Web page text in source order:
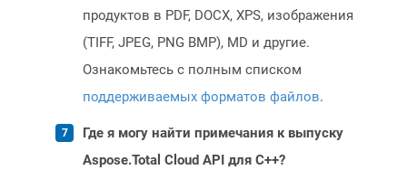
продуктов в PDF, DOCX, XPS, изображения
(TIFF, JPEG, PNG BMP), MD и другие.
Ознакомьтесь с полным списком
поддерживаемых форматов файлов.
Где я могу найти примечания к выпуску
Aspose.Total Cloud API для C++?